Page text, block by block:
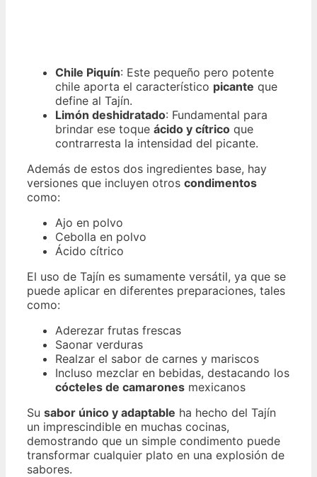
Chile Piquín: Este pequeño pero potente
chile aporta el característico picante que
define al Tajín.
Limón deshidratado: Fundamental para
brindar ese toque ácido y cítrico que
contrarresta la intensidad del picante.
Además de estos dos ingredientes base, hay
versiones que incluyen otros condimentos
como:
Ajo en polvo
Cebolla en polvo
Ácido cítrico
El uso de Tajín es sumamente versátil, ya que se
puede aplicar en diferentes preparaciones, tales
como:
Aderezar frutas frescas
Saonar verduras
Realzar el sabor de carnes y mariscos
Incluso mezclar en bebidas, destacando los
cócteles de camarones mexicanos
Su sabor único y adaptable ha hecho del Tajín
un imprescindible en muchas cocinas,
demostrando que un simple condimento puede
transformar cualquier plato en una explosión de
sabores.